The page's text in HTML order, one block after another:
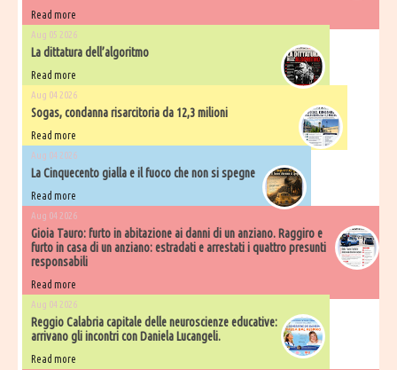
Read more
Aug 05 2026
La dittatura dell’algoritmo
Read more
Aug 04 2026
Sogas, condanna risarcitoria da 12,3 milioni
Read more
Aug 04 2026
La Cinquecento gialla e il fuoco che non si spegne
Read more
Aug 04 2026
Gioia Tauro: furto in abitazione ai danni di un anziano. Raggiro e
furto in casa di un anziano: estradati e arrestati i quattro presunti
responsabili
Read more
Aug 04 2026
Reggio Calabria capitale delle neuroscienze educative:
arrivano gli incontri con Daniela Lucangeli.
Read more